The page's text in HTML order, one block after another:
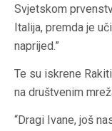
Svjetskom
Italija, premda je
naprijed.”
Te su iskrene
na društvenim
“Dragi Ivane, još